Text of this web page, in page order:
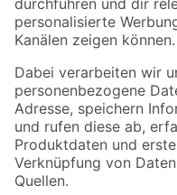
Folge uns
Zahlungsarten